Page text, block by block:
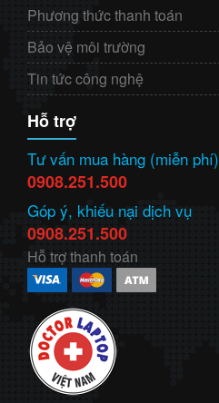
Phương thức thanh toán
Bảo vệ môi trường
Tin tức công nghệ
Hỗ trợ
Tư vấn mua hàng (miễn phí)
0908.251.500
Góp ý, khiếu nại dịch vụ
0908.251.500
Hỗ trợ thanh toán